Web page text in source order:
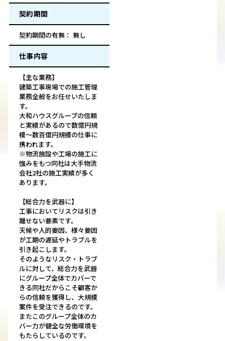
契約期間
契約期間の有無： 無し
仕事内容
【主な業務】
建築工事現場での施工管理
業務全般をお任せいたしま
す。
大和ハウスグループの信頼
と実績があるので数億円規
模～数百億円規模の仕事に
携われます。
※物流施設や工場の施工に
強みをもつ同社は大手物流
会社2社の施工実績が多く
あります。
【総合力を武器に】
工事においてリスクは引き
離せない要素です。
天候や人的要因、様々要因
が工期の遅延やトラブルを
引き起こします。
そのようなリスク・トラブ
ルに対して、総合力を武器
にグループ全体でカバーで
きる同社だからこそ顧客か
らの信頼を獲得し、大規模
案件を受注できるのです。
またこのグループ全体のカ
バー力が健全な労働環境を
もたらしているのです。